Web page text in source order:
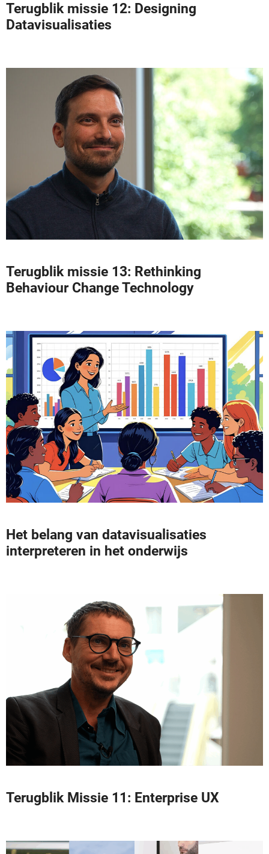
Terugblik missie 12: Designing
Datavisualisaties
Terugblik missie 13: Rethinking
Behaviour Change Technology
Het belang van datavisualisaties
interpreteren in het onderwijs
Terugblik Missie 11: Enterprise UX